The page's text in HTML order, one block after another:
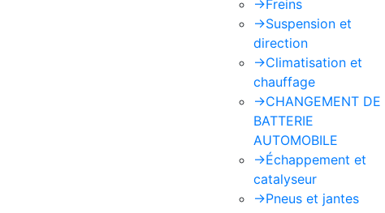
->Freins
->Suspension et
direction
->Climatisation et
chauffage
->CHANGEMENT DE
BATTERIE
AUTOMOBILE
->Échappement et
catalyseur
->Pneus et jantes